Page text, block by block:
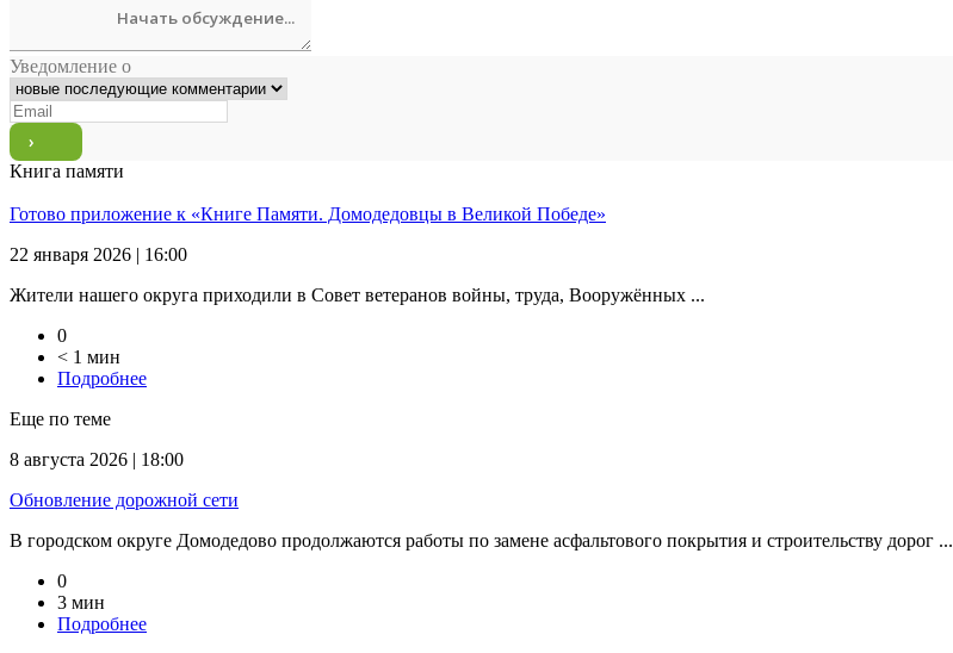
Уведомление о
Книга памяти
Готово приложение к «Книге Памяти. Домодедовцы в Великой Победе»
22 января 2026 | 16:00
Жители нашего округа приходили в Совет ветеранов войны, труда, Вооружённых ...
0
< 1 мин
Подробнее
Еще по теме
8 августа 2026 | 18:00
Обновление дорожной сети
В городском округе Домодедово продолжаются работы по замене асфальтового покрытия и строительству дорог ...
0
3 мин
Подробнее